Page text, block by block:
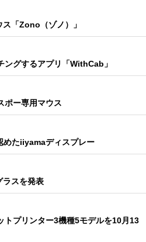
「Zono（ゾノ）」
ングするアプリ「WithCab」
ー専用マウス
めたiiyamaディスプレー
スを発表
トプリンター3機種5モデルを10月13